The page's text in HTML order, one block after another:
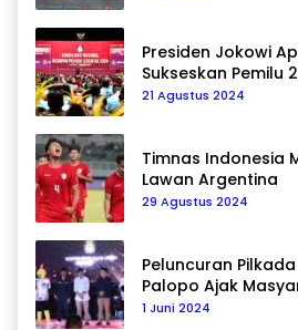
Presiden Jokowi
Sukseskan Pemilu
21 Agustus 2024
Timnas Indonesia
Lawan Argentina
29 Agustus 2024
Peluncuran
Palopo Ajak
Pilkada Damai
1 Juni 2024